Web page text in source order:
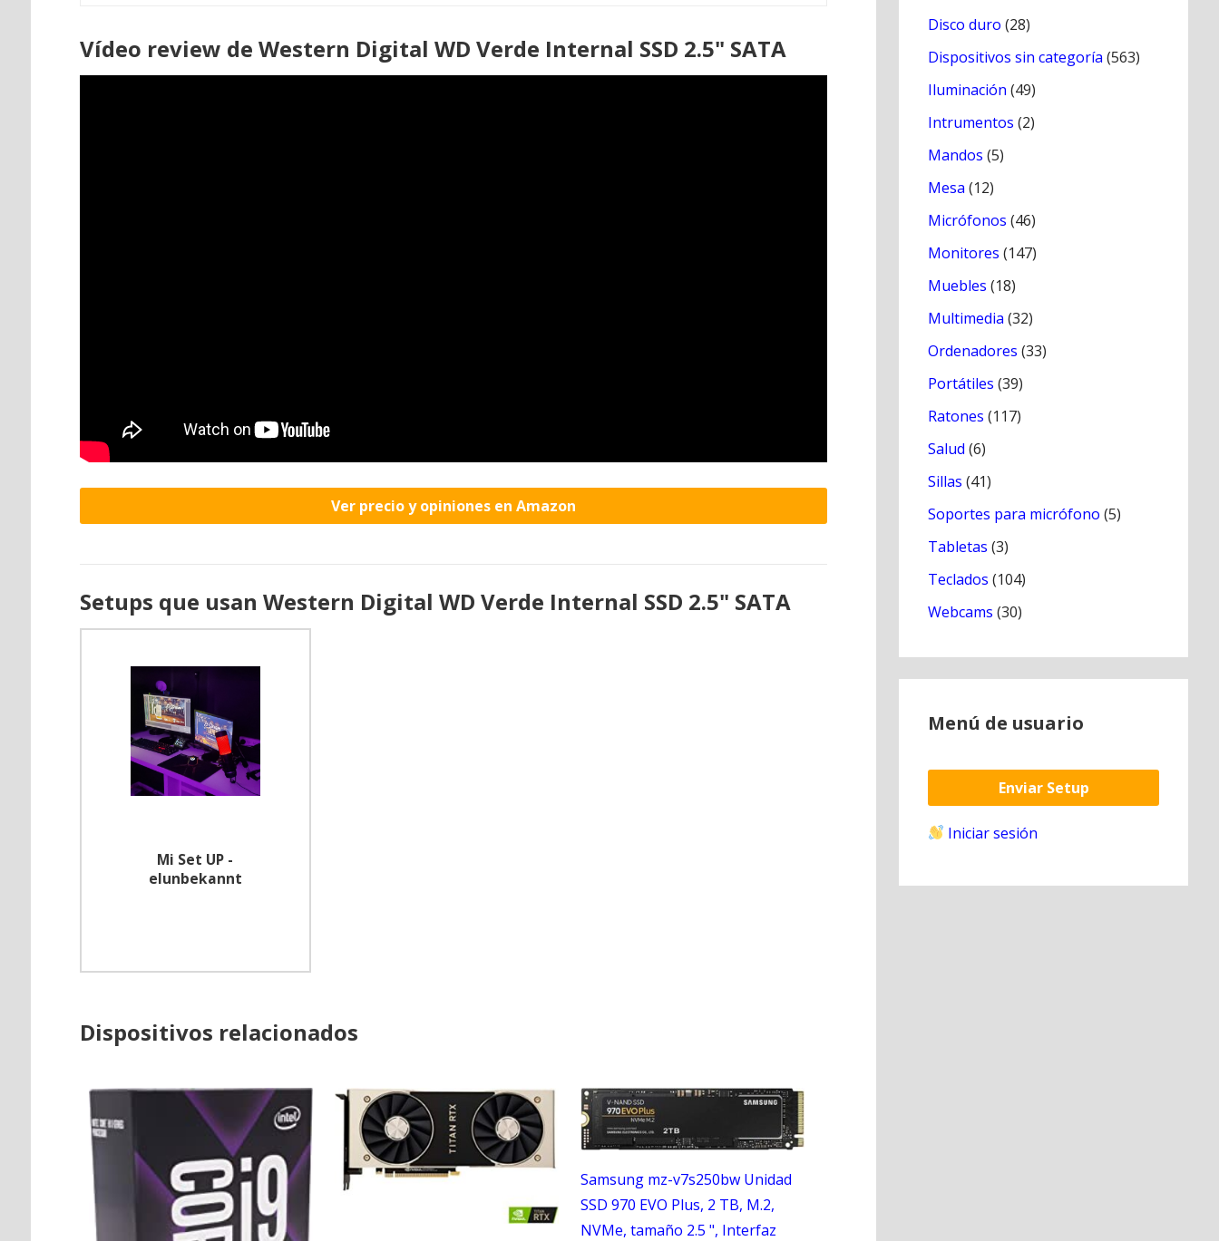
Vídeo review de Western Digital WD Verde Internal SSD 2.5" SATA
Ver precio y opiniones en Amazon
Setups que usan Western Digital WD Verde Internal SSD 2.5" SATA
Mi Set UP -
elunbekannt
Dispositivos relacionados
Samsung mz-v7s250bw Unidad
SSD 970 EVO Plus, 2 TB, M.2,
NVMe, tamaño 2.5 ", Interfaz
Disco duro (28)
Dispositivos sin categoría (563)
Iluminación (49)
Intrumentos (2)
Mandos (5)
Mesa (12)
Micrófonos (46)
Monitores (147)
Muebles (18)
Multimedia (32)
Ordenadores (33)
Portátiles (39)
Ratones (117)
Salud (6)
Sillas (41)
Soportes para micrófono (5)
Tabletas (3)
Teclados (104)
Webcams (30)
Menú de usuario
Enviar Setup
Iniciar sesión